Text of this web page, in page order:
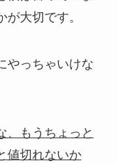
大切です。
やっちゃいけな
、もうちょっと
値切れないか